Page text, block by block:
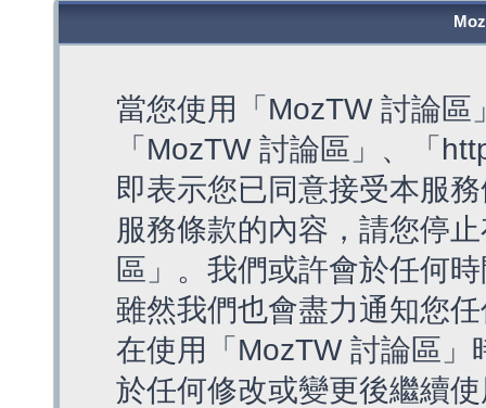
當您使用「MozTW 討論
「MozTW 討論區」、「
即表示您已同意接受本服
服務條款的內容，請您停
區」。我們或許會於任何
雖然我們也會盡力通知您
在使用「MozTW 討論區
於任何修改或變更後繼續